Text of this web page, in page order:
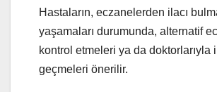
Hastaların, eczanelerden ilacı
yaşamaları durumunda, alternatif
kontrol etmeleri ya da doktorlarıyla
geçmeleri önerilir.